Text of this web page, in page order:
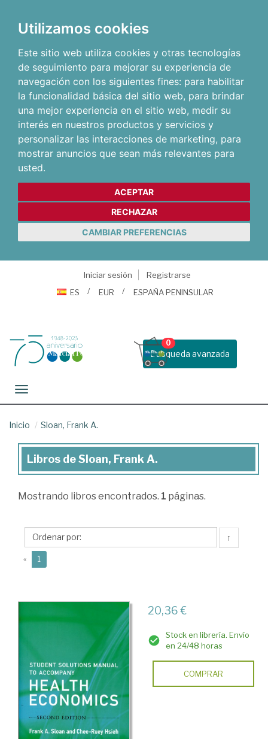
Utilizamos cookies
Este sitio web utiliza cookies y otras tecnologías
de seguimiento para mejorar su experiencia de
navegación con los siguientes fines: para habilitar
la funcionalidad básica del sitio web, para brindar
una mejor experiencia en el sitio web, medir su
interés en nuestros productos y servicios y
personalizar las interacciones de marketing, para
mostrar anuncios que sean más relevantes para
usted.
ACEPTAR
RECHAZAR
CAMBIAR PREFERENCIAS
Iniciar sesión
Registrarse
ES
EUR ESPAÑA PENINSULAR
Busqueda avanzada
0
Toggle navigation
Inicio Sloan, Frank A.
Libros
Sloan,
Libros de Sloan, Frank A.
Mostrando libros encontrados. 1 páginas.
↑
« 1
20,36 €
Stock en librería. Envío
en 24/48 horas
COMPRAR